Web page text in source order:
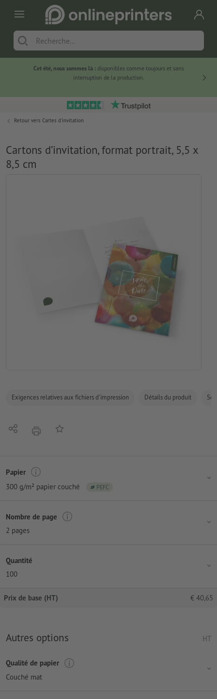
Cet été, nous sommes là :disponibles comme toujours et sans
interruption de la production.
Retour vers Cartes d'invitation
Cartons d’invitation, format portrait, 5,5 x
8,5 cm
Exigences relatives aux fichiers d'impression Détails du produit
PartagerimprimerAjouter à liste d'article
Papier
300 g/m² papier couché
PEFC
Nombre de page
2 pages
Quantité
100
Prix de base (HT) € 40,65
Autres options HT
Qualité de papier
Couché mat